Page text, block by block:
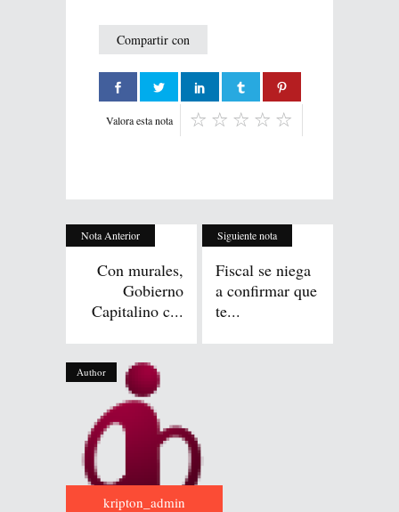
Compartir con
Valora esta nota
Nota Anterior
Con murales,
Gobierno
Capitalino c...
Siguiente nota
Fiscal se niega
a confirmar que
te...
Author
kripton_admin